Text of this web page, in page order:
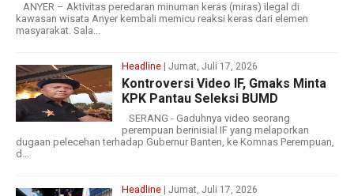
ANYER – Aktivitas peredaran minuman keras (miras) ilegal di
kawasan wisata Anyer kembali memicu reaksi keras dari elemen
masyarakat. Sala...
Headline | Jumat, Juli 17, 2026
Kontroversi Video IF, Gmaks Minta
KPK Pantau Seleksi BUMD
SERANG - Gaduhnya video seorang
perempuan berinisial IF yang melaporkan
dugaan pelecehan terhadap Gubernur Banten, ke Komnas Perempuan,
d...
Headline | Jumat, Juli 17, 2026